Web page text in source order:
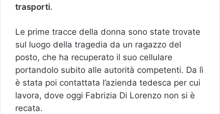
trasporti.
Le prime tracce della donna sono state trovate
sul luogo della tragedia da un ragazzo del
posto, che ha recuperato il suo cellulare
portandolo subito alle autorità competenti. Da lì
è stata poi contattata l’azienda tedesca per cui
lavora, dove oggi Fabrizia Di Lorenzo non si è
recata.